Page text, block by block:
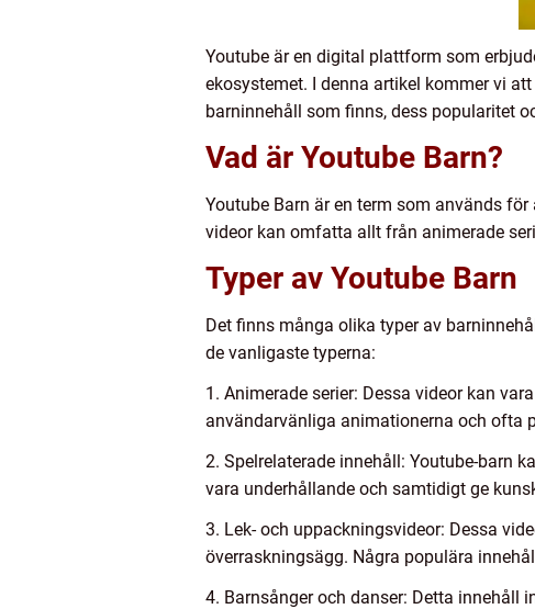
Youtube är en digital plattform som
ekosystemet. I denna artikel kommer vi
barninnehåll som finns, dess popularitet
Vad är Youtube Barn?
Youtube Barn är en term som används
videor kan omfatta allt från animerade
Typer av Youtube Barn
Det finns många olika typer av
de vanligaste typerna:
1. Animerade serier: Dessa videor kan
användarvänliga animationerna och ofta
2. Spelrelaterade innehåll: Youtube-barn
vara underhållande och samtidigt ge
3. Lek- och uppackningsvideor: Dessa
överraskningsägg. Några populära
4. Barnsånger och danser: Detta innehåll